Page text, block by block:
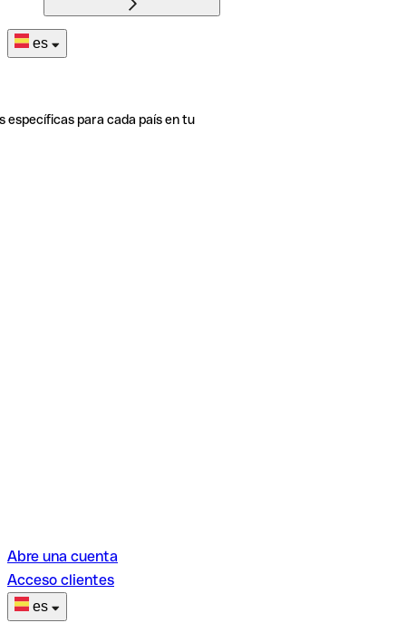
es
específicas para cada país en tu
Abre una cuenta
Acceso clientes
es